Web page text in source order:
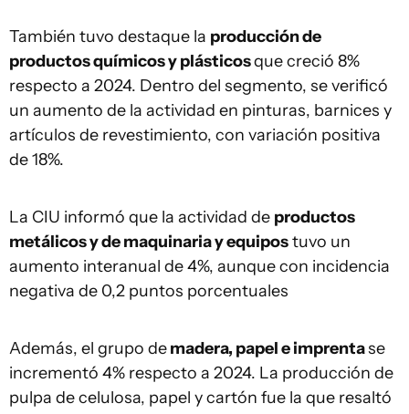
También tuvo destaque la producción de
productos químicos y plásticosque creció 8%
respecto a 2024. Dentro del segmento, se verificó
un aumento de la actividad en pinturas, barnices y
artículos de revestimiento, con variación positiva
de 18%.
La CIU informó que la actividad de productos
metálicos y de maquinaria y equipostuvo un
aumento interanual de 4%, aunque con incidencia
negativa de 0,2 puntos porcentuales
Además, el grupo demadera, papel e imprentase
incrementó 4% respecto a 2024. La producción de
pulpa de celulosa, papel y cartón fue la que resaltó